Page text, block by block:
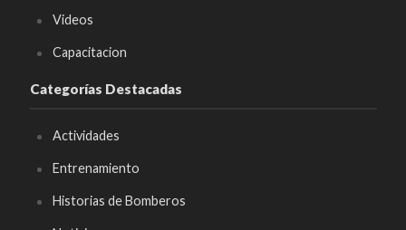
Videos
Capacitacion
Categorías Destacadas
Actividades
Entrenamiento
Historias de Bomberos